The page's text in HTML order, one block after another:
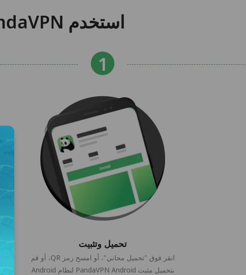
استخدم PandaVPN لنظام Android في 3 خطوات سهلة
تحميل وتثبيت
انقر فوق "تحميل مجاني"، أو امسح رمز QR، أو قم
بتحميل مثبت PandaVPN Android لنظام Android